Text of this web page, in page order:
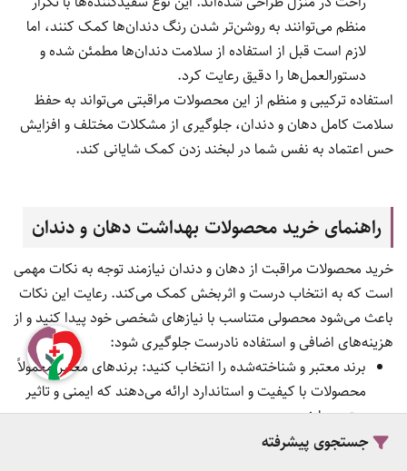
جستجوی پیشرفته
منظم می‌توانند به روشن‌تر شدن رنگ دندان‌ها کمک کنند، اما
لازم است قبل از استفاده از سلامت دندان‌ها مطمئن شده و
دستورالعمل‌ها را دقیق رعایت کرد.
استفاده ترکیبی و منظم از این محصولات مراقبتی می‌تواند به حفظ
سلامت کامل دهان و دندان، جلوگیری از مشکلات مختلف و افزایش
حس اعتماد به نفس شما در لبخند زدن کمک شایانی کند.
راهنمای خرید محصولات بهداشت دهان و دندان
خرید محصولات مراقبت از دهان و دندان نیازمند توجه به نکات مهمی
است که به انتخاب درست و اثربخش کمک می‌کند. رعایت این نکات
باعث می‌شود محصولی متناسب با نیازهای شخصی خود پیدا کنید و از
هزینه‌های اضافی و استفاده نادرست جلوگیری شود:
برند معتبر و شناخته‌شده را انتخاب کنید: برندهای معتبر معمولاً
محصولات با کیفیت و استاندارد ارائه می‌دهند که ایمنی و تاثیر
بهتری دارند.
مطالعه ترکیبات محصول: بررسی مواد تشکیل‌دهنده از اهمیت